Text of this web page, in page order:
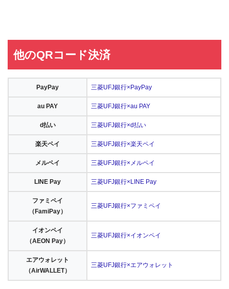
他のQRコード決済
PayPay 三菱UFJ銀行×PayPay
au PAY 三菱UFJ銀行×au PAY
d払い 三菱UFJ銀行×d払い
楽天ペイ 三菱UFJ銀行×楽天ペイ
メルペイ 三菱UFJ銀行×メルペイ
LINE Pay 三菱UFJ銀行×LINE Pay
ファミペイ
（FamiPay）
三菱UFJ銀行×ファミペイ
イオンペイ
（AEON Pay）
三菱UFJ銀行×イオンペイ
エアウォレット
（AirWALLET）
三菱UFJ銀行×エアウォレット